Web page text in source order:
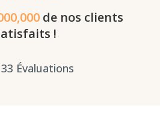
de nos clients
!
Évaluations